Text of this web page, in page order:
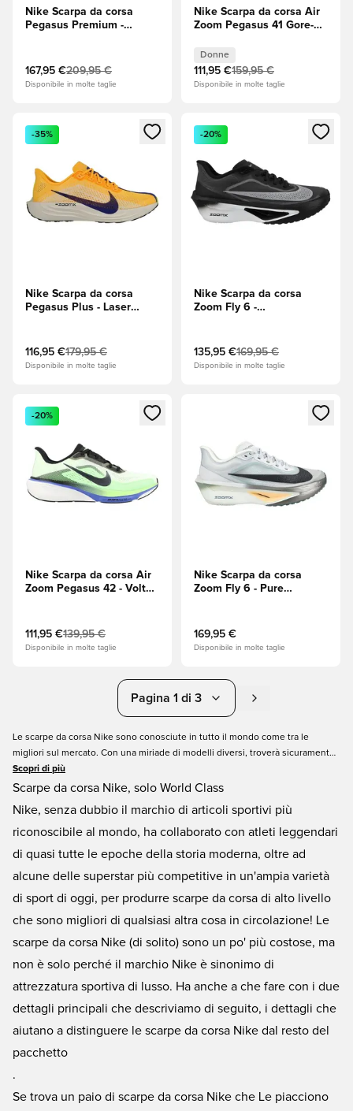
Nike Scarpa da corsa
Pegasus Premium -
167,95 €209,95 €
Disponibile in molte taglie
Nike Scarpa da corsa Air
Zoom Pegasus 41 Gore-
Platinum (Platino)/Nero
Donna
Donne
111,95 €159,95 €
Disponibile in molte taglie
Apre una finestra modale per accedere o registrarsi come
-35%
Nike Scarpa da corsa
Pegasus Plus - Laser
(Beige)
116,95 €179,95 €
Disponibile in molte taglie
Apre una finestra modale
-20%
Nike Scarpa da corsa
Zoom Fly 6 -
135,95 €169,95 €
Disponibile in molte taglie
Apre una finestra modale per accedere o registrarsi come
-20%
Nike Scarpa da corsa Air
Zoom Pegasus 42 - Volt
111,95 €139,95 €
Disponibile in molte taglie
Apre una finestra modale
Nike Scarpa da corsa
Zoom Fly 6 - Pure
Fog (Grigio)
169,95 €
Disponibile in molte taglie
Pagina 1 di 3
Le scarpe da corsa Nike sono conosciute in tutto il mondo come tra le
migliori sul mercato. Con una miriade di modelli diversi, troverà sicuramente
un paio di scarpe da corsa Nike adatte al suo stile, al suo gusto e alla sua
tasca. Abbiamo scarpe da jogging Nike per lui, per lei, per grandi e piccini.
scarpe da corsa sceglie?
Scopri di più
Scarpe da corsa Nike, solo World Class
Nike, senza dubbio il marchio di articoli sportivi più
riconoscibile al mondo, ha collaborato con atleti leggendari
di quasi tutte le epoche della storia moderna, oltre ad
alcune delle superstar più competitive in un'ampia varietà
di sport di oggi, per produrre scarpe da corsa di alto livello
che sono migliori di qualsiasi altra cosa in circolazione! Le
scarpe da corsa Nike (di solito) sono un po' più costose, ma
non è solo perché il marchio Nike è sinonimo di
attrezzatura sportiva di lusso. Ha anche a che fare con i due
dettagli principali che descriviamo di seguito, i dettagli che
aiutano a distinguere le scarpe da corsa Nike dal resto del
pacchetto
.
Se trova un paio di scarpe da corsa Nike che Le piacciono